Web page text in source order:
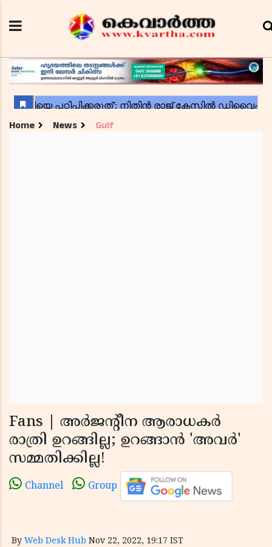
Home News Gulf
Fans | അര്‍ജന്റീന ആരാധകര്‍
രാത്രി ഉറങ്ങില്ല; ഉറങ്ങാന്‍ 'അവര്‍'
സമ്മതിക്കില്ല!
Channel Group
By Web Desk Hub Nov 22, 2022, 19:17 IST